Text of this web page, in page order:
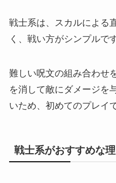
戦士系は、スカルによる
く、戦い方がシンプルです
難しい呪文の組み合わせ
を消して敵にダメージを
いため、初めてのプレイ
戦士系がおすすめな